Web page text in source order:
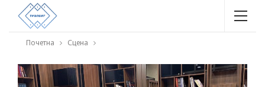
Почетна Сцена